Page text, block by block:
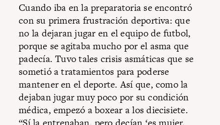
Cuando iba en la preparatoria se encontró
con su primera frustración deportiva: que
no la dejaran jugar en el equipo de futbol,
porque se agitaba mucho por el asma que
padecía. Tuvo tales crisis asmáticas que se
sometió a tratamientos para poderse
mantener en el deporte. Así que, como la
dejaban jugar muy poco por su condición
médica, empezó a boxear a los diecisiete.